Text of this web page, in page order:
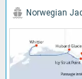
Norwegian